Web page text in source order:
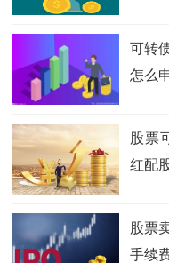
可转
怎么
股票
红配
股票
手续